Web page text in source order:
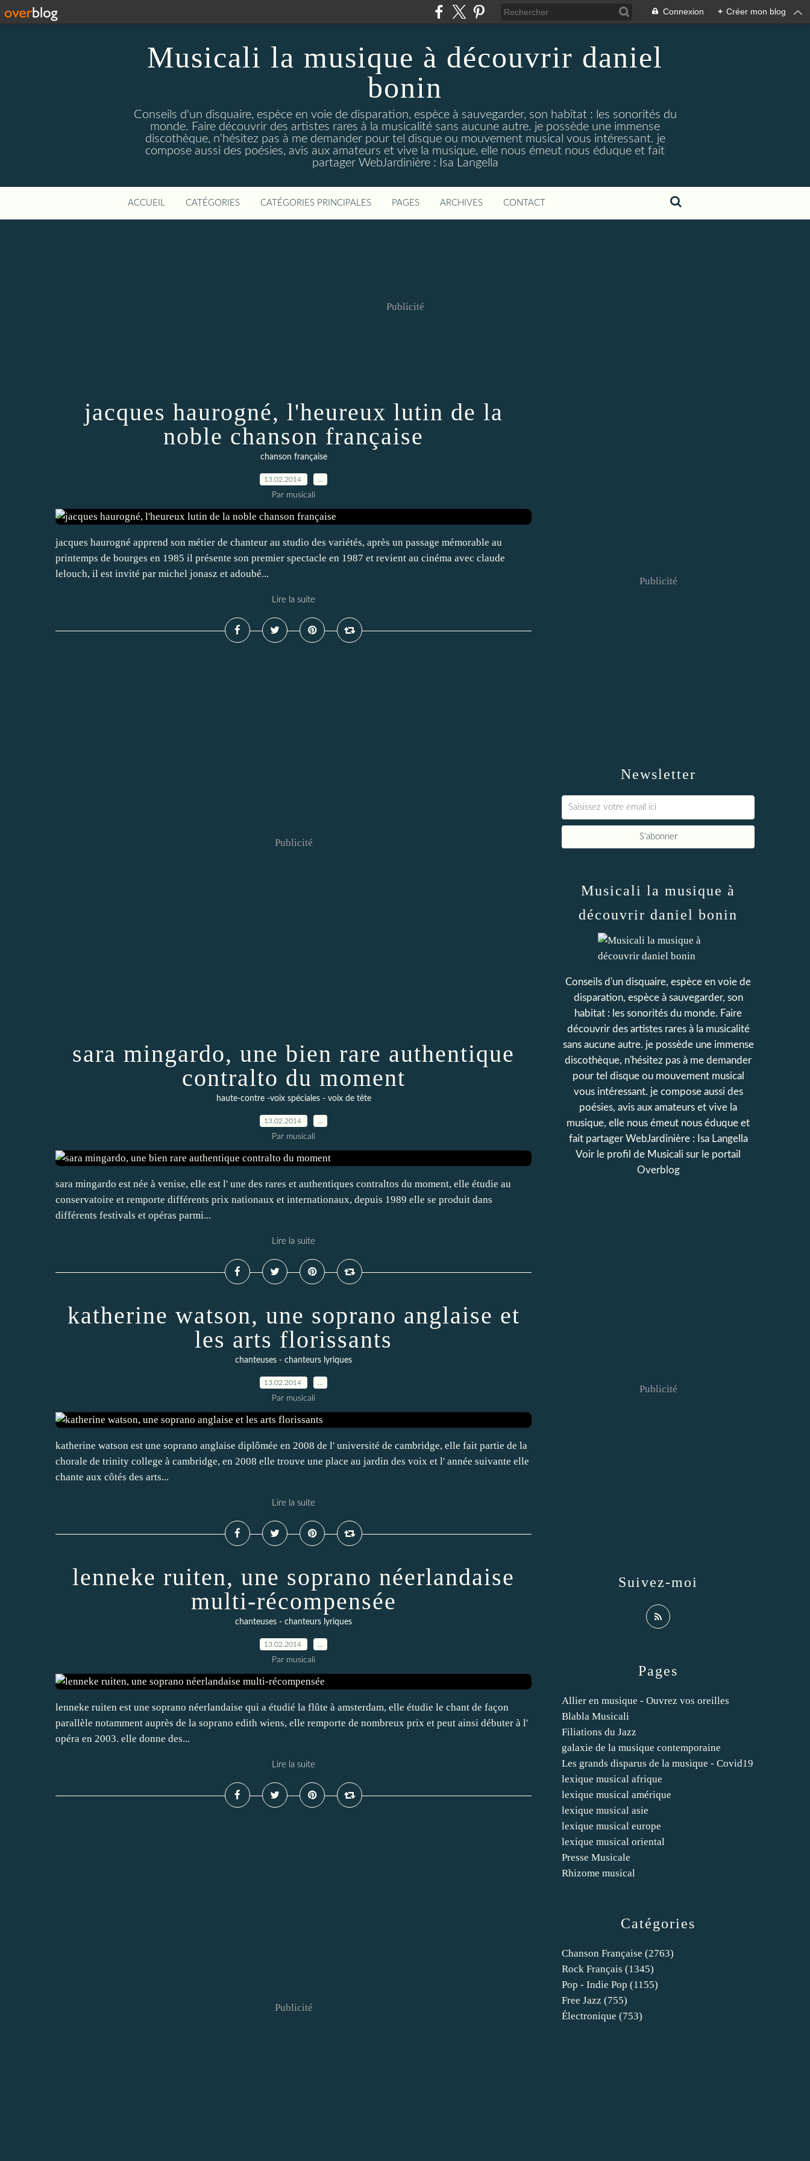
Connexion + Créer mon blog
Musicali la musique à découvrir daniel
bonin
Conseils d'un disquaire, espèce en voie de disparation, espèce à sauvegarder, son habitat : les sonorités du
monde. Faire découvrir des artistes rares à la musicalité sans aucune autre. je possède une immense
discothèque, n'hésitez pas à me demander pour tel disque ou mouvement musical vous intéressant. je
compose aussi des poésies, avis aux amateurs et vive la musique, elle nous émeut nous éduque et fait
partager WebJardinière : Isa Langella
ACCUEIL CATÉGORIES CATÉGORIES PRINCIPALES PAGES ARCHIVES CONTACT
Publicité
jacques haurogné, l'heureux lutin de la
noble chanson française
chanson française
13.02.2014
Par musicali
jacques haurogné apprend son métier de chanteur au studio des variétés, après un passage mémorable au
printemps de bourges en 1985 il présente son premier spectacle en 1987 et revient au cinéma avec claude
lelouch, il est invité par michel jonasz et adoubé...
Lire la suite
Publicité
sara mingardo, une bien rare authentique
contralto du moment
haute-contre -voix spéciales - voix de tête
13.02.2014
Par musicali
sara mingardo est née à venise, elle est l' une des rares et authentiques contraltos du moment, elle étudie au
conservatoire et remporte différents prix nationaux et internationaux, depuis 1989 elle se produit dans
différents festivals et opéras parmi...
Lire la suite
katherine watson, une soprano anglaise et
les arts florissants
chanteuses - chanteurs lyriques
13.02.2014
Par musicali
katherine watson est une soprano anglaise diplômée en 2008 de l' université de cambridge, elle fait partie de la
chorale de trinity college à cambridge, en 2008 elle trouve une place au jardin des voix et l' année suivante elle
chante aux côtés des arts...
Lire la suite
lenneke ruiten, une soprano néerlandaise
multi-récompensée
chanteuses - chanteurs lyriques
13.02.2014
Par musicali
lenneke ruiten est une soprano néerlandaise qui a étudié la flûte à amsterdam, elle étudie le chant de façon
parallèle notamment auprès de la soprano edith wiens, elle remporte de nombreux prix et peut ainsi débuter à l'
opéra en 2003. elle donne des...
Lire la suite
Publicité
Newsletter
Publicité
Catégories
Chanson Française (2763)
Rock Français (1345)
Pop - Indie Pop (1155)
Free Jazz (755)
Électronique (753)
Pages
Allier en musique - Ouvrez vos oreilles
Blabla Musicali
Filiations du Jazz
galaxie de la musique contemporaine
Les grands disparus de la musique - Covid19
lexique musical afrique
lexique musical amérique
lexique musical asie
lexique musical europe
lexique musical oriental
Presse Musicale
Rhizome musical
Musicali la musique à
découvrir daniel bonin
Conseils d'un disquaire, espèce en voie de
disparation, espèce à sauvegarder, son
habitat : les sonorités du monde. Faire
découvrir des artistes rares à la musicalité
sans aucune autre. je possède une immense
discothèque, n'hésitez pas à me demander
pour tel disque ou mouvement musical
vous intéressant. je compose aussi des
poésies, avis aux amateurs et vive la
musique, elle nous émeut nous éduque et
fait partager WebJardinière : Isa Langella
Voir le profil de Musicali sur le portail
Overblog
Suivez-moi
Publicité